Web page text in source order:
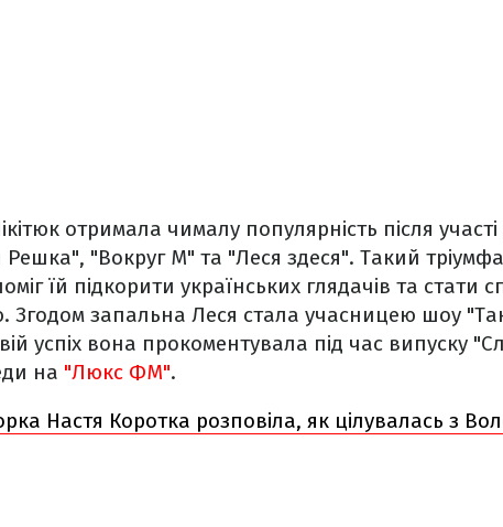
отримала чималу популярність після
"Вокруг М" та "Леся здеся". Такий
їй підкорити українських глядачів та стати
Згодом запальна Леся стала учасницею шоу
успіх вона прокоментувала під час випуску
на "Люкс ФМ".
Настя Коротка розповіла, як цілувалась з